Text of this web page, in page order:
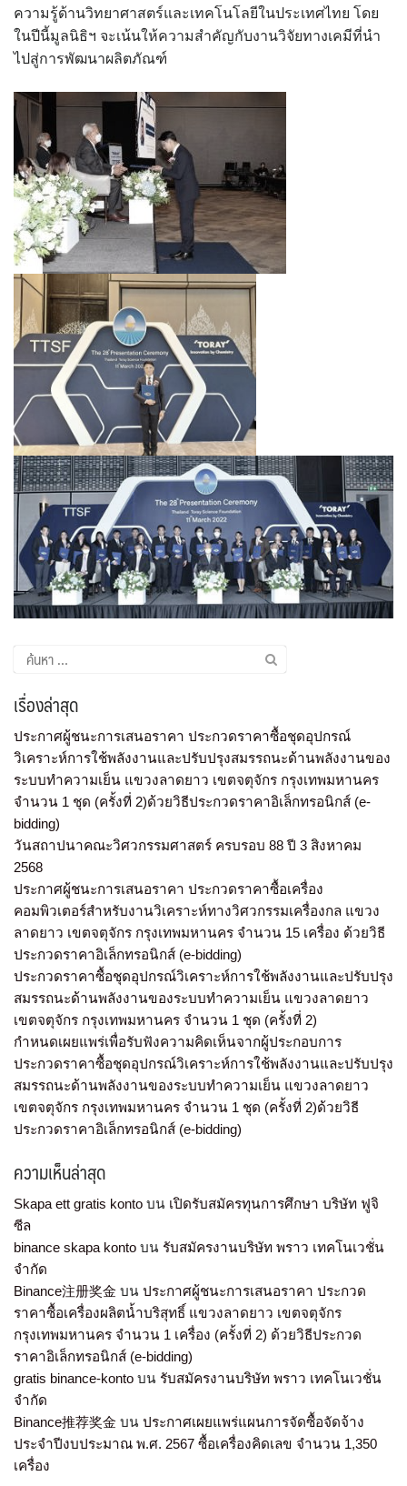
ความรู้ด้านวิทยาศาสตร์และเทคโนโลยีในประเทศไทย โดย
ในปีนี้มูลนิธิฯ จะเน้นให้ความสำคัญกับงานวิจัยทางเคมีที่นำ
ไปสู่การพัฒนาผลิตภัณฑ์
เรื่องล่าสุด
ประกาศผู้ชนะการเสนอราคา ประกวดราคาซื้อชุดอุปกรณ์
วิเคราะห์การใช้พลังงานและปรับปรุงสมรรถนะด้านพลังงานของ
ระบบทำความเย็น แขวงลาดยาว เขตจตุจักร กรุงเทพมหานคร
จำนวน 1 ชุด (ครั้งที่ 2)ด้วยวิธีประกวดราคาอิเล็กทรอนิกส์ (e-
bidding)
วันสถาปนาคณะวิศวกรรมศาสตร์ ครบรอบ 88 ปี 3 สิงหาคม
2568
ประกาศผู้ชนะการเสนอราคา ประกวดราคาซื้อเครื่อง
คอมพิวเตอร์สำหรับงานวิเคราะห์ทางวิศวกรรมเครื่องกล แขวง
ลาดยาว เขตจตุจักร กรุงเทพมหานคร จำนวน 15 เครื่อง ด้วยวิธี
ประกวดราคาอิเล็กทรอนิกส์ (e-bidding)
ประกวดราคาซื้อชุดอุปกรณ์วิเคราะห์การใช้พลังงานและปรับปรุง
สมรรถนะด้านพลังงานของระบบทำความเย็น แขวงลาดยาว
เขตจตุจักร กรุงเทพมหานคร จำนวน 1 ชุด (ครั้งที่ 2)
กำหนดเผยแพร่เพื่อรับฟังความคิดเห็นจากผู้ประกอบการ
ประกวดราคาซื้อชุดอุปกรณ์วิเคราะห์การใช้พลังงานและปรับปรุง
สมรรถนะด้านพลังงานของระบบทำความเย็น แขวงลาดยาว
เขตจตุจักร กรุงเทพมหานคร จำนวน 1 ชุด (ครั้งที่ 2)ด้วยวิธี
ประกวดราคาอิเล็กทรอนิกส์ (e-bidding)
ความเห็นล่าสุด
Skapa ett gratis konto บน เปิดรับสมัครทุนการศึกษา บริษัท ฟูจิ
ซีล
binance skapa konto บน รับสมัครงานบริษัท พราว เทคโนเวชั่น
จำกัด
Binance注册奖金 บน ประกาศผู้ชนะการเสนอราคา ประกวด
ราคาซื้อเครื่องผลิตน้ำบริสุทธิ์ แขวงลาดยาว เขตจตุจักร
กรุงเทพมหานคร จำนวน 1 เครื่อง (ครั้งที่ 2) ด้วยวิธีประกวด
ราคาอิเล็กทรอนิกส์ (e-bidding)
gratis binance-konto บน รับสมัครงานบริษัท พราว เทคโนเวชั่น
จำกัด
Binance推荐奖金 บน ประกาศเผยแพร่แผนการจัดซื้อจัดจ้าง
ประจำปีงบประมาณ พ.ศ. 2567 ซื้อเครื่องคิดเลข จำนวน 1,350
เครื่อง